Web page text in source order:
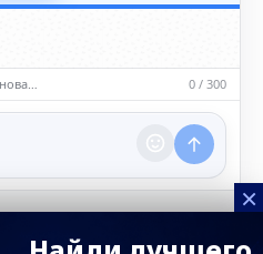
вправе удалять
доступ к чату при
0 / 300
×